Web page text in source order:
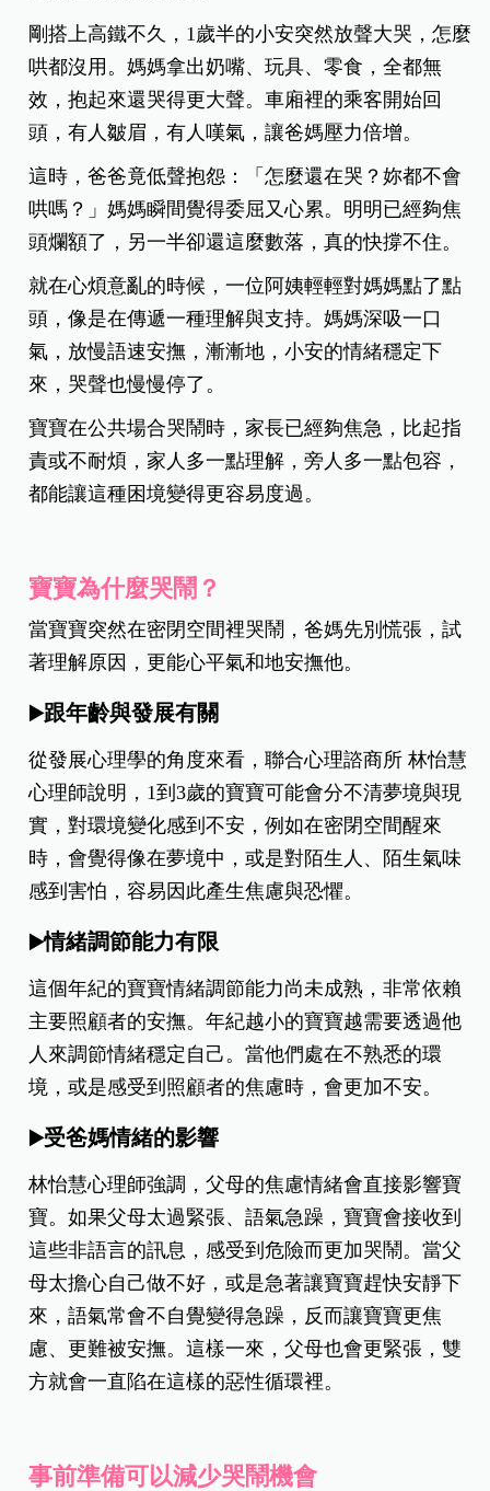
剛搭上高鐵不久，1歲半的小安突然放聲大哭，怎麼
哄都沒用。媽媽拿出奶嘴、玩具、零食，全都無
效，抱起來還哭得更大聲。車廂裡的乘客開始回
頭，有人皺眉，有人嘆氣，讓爸媽壓力倍增。
這時，爸爸竟低聲抱怨：「怎麼還在哭？妳都不會
哄嗎？」媽媽瞬間覺得委屈又心累。明明已經夠焦
頭爛額了，另一半卻還這麼數落，真的快撐不住。
就在心煩意亂的時候，一位阿姨輕輕對媽媽點了點
頭，像是在傳遞一種理解與支持。媽媽深吸一口
氣，放慢語速安撫，漸漸地，小安的情緒穩定下
來，哭聲也慢慢停了。
寶寶在公共場合哭鬧時，家長已經夠焦急，比起指
責或不耐煩，家人多一點理解，旁人多一點包容，
都能讓這種困境變得更容易度過。
寶寶為什麼哭鬧？
當寶寶突然在密閉空間裡哭鬧，爸媽先別慌張，試
著理解原因，更能心平氣和地安撫他。
▶️跟年齡與發展有關
從發展心理學的角度來看，聯合心理諮商所 林怡慧
心理師說明，1到3歲的寶寶可能會分不清夢境與現
實，對環境變化感到不安，例如在密閉空間醒來
時，會覺得像在夢境中，或是對陌生人、陌生氣味
感到害怕，容易因此產生焦慮與恐懼。
▶️情緒調節能力有限
這個年紀的寶寶情緒調節能力尚未成熟，非常依賴
主要照顧者的安撫。年紀越小的寶寶越需要透過他
人來調節情緒穩定自己。當他們處在不熟悉的環
境，或是感受到照顧者的焦慮時，會更加不安。
▶️受爸媽情緒的影響
林怡慧心理師強調，父母的焦慮情緒會直接影響寶
寶。如果父母太過緊張、語氣急躁，寶寶會接收到
這些非語言的訊息，感受到危險而更加哭鬧。當父
母太擔心自己做不好，或是急著讓寶寶趕快安靜下
來，語氣常會不自覺變得急躁，反而讓寶寶更焦
慮、更難被安撫。這樣一來，父母也會更緊張，雙
方就會一直陷在這樣的惡性循環裡。
事前準備可以減少哭鬧機會